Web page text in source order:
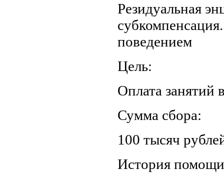
Резидуальная
поведением
Цель:
Оплата занятий
Сумма сбора:
100 тысяч
История помощи